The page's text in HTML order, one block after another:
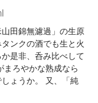
）田錦無濾過」の生原
ンクの酒でも生と火
是非、呑み比べして
まろやかな熟成なら
ょうか。 又、「純